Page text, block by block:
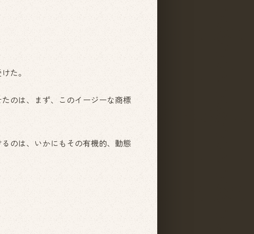
た。
のは、まず、このイージーな商標
のは、いかにもその有機的、動態